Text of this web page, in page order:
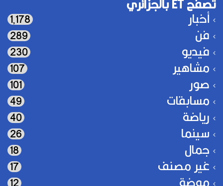
أخبار 1٬178
فن 289
فيديو 230
مشاهير 107
صور 101
مسابقات 49
رياضة 40
سينما 26
جمال 18
غير مصنف 17